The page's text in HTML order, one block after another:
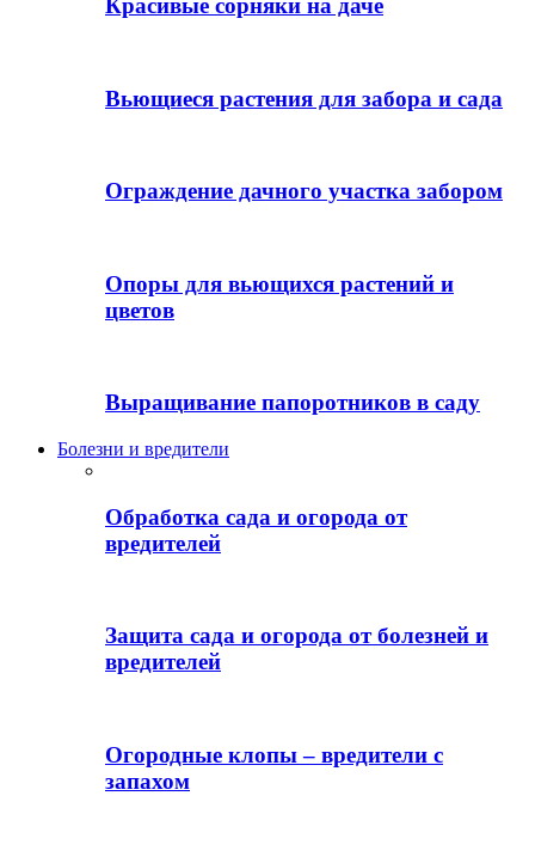
Красивые сорняки на даче
Вьющиеся растения для забора и сада
Ограждение дачного участка забором
Опоры для вьющихся растений и
цветов
Выращивание папоротников в саду
Болезни и вредители
Обработка сада и огорода от
вредителей
Защита сада и огорода от болезней и
вредителей
Огородные клопы – вредители с
запахом